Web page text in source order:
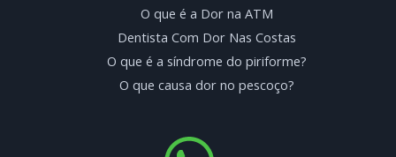
O que é a Dor na ATM
Dentista Com Dor Nas Costas
O que é a síndrome do piriforme?
O que causa dor no pescoço?